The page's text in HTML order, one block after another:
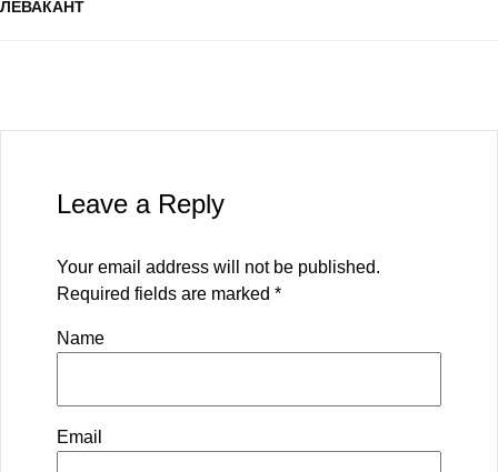
ЛЕВАКАНТ
Leave a Reply
Your email address will not be published.
Required fields are marked *
Name
Email